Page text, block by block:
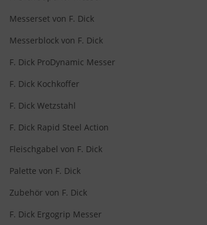
Messerset von F. Dick
Messerblock von F. Dick
F. Dick ProDynamic Messer
F. Dick Kochkoffer
F. Dick Wetzstahl
F. Dick Rapid Steel Action
Fleischgabel von F. Dick
Palette von F. Dick
Zubehör von F. Dick
F. Dick Ergogrip Messer